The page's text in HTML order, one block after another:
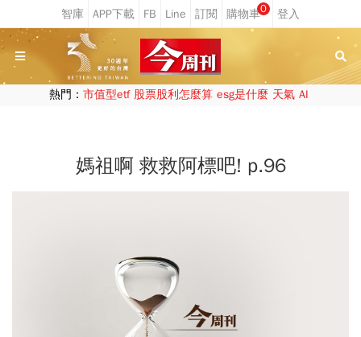
0
熱門： 市值型etf 股票股利怎麼算 esg是什麼 天氣 AI
媽祖啊 救救阿標吧! p.96